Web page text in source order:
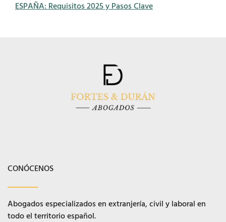
ESPAÑA: Requisitos 2025 y Pasos Clave
CONÓCENOS
Abogados especializados en extranjería, civil y laboral en
todo el territorio español.